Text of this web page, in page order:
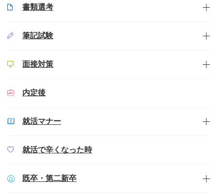
書類選考
筆記試験
面接対策
内定後
就活マナー
就活で辛くなった時
既卒・第二新卒